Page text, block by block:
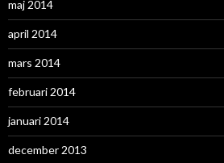
maj 2014
april 2014
mars 2014
februari 2014
januari 2014
december 2013